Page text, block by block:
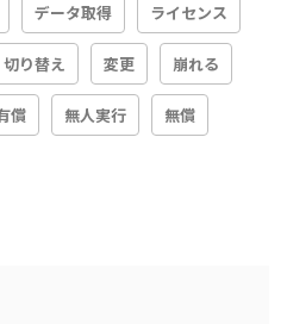
データ取得 ライセンス
切り替え 変更 崩れる
償 無人実行 無償